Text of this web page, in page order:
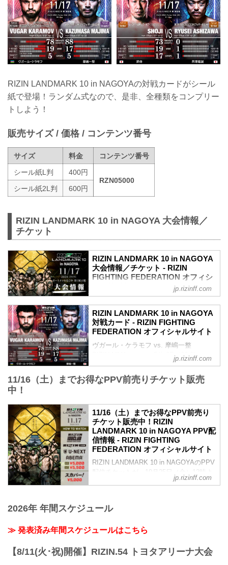
RIZIN LANDMARK 10 in NAGOYAの対戦カードがシール
紙で登場！ランダム式なので、是非、全種類をコンプリー
トしよう！
販売サイズ / 価格 / コンテンツ番号
サイズ 料金
コンテンツ番号
シール紙L判
400円
RZN05000
シール紙2L判
600円
RIZIN LANDMARK 10 in NAGOYA 大会情報／
チケット
RIZIN LANDMARK 10 in NAGOYA
大会情報／チケット - RIZIN
FIGHTING FEDERATION オフィシ
- YouTube
youtu.be
RIZIN LANDMARK 10 in NAGOYA 大会概
開催日時
2024年11月17日（日）11:00開場 / 13:00
開始
終了予定時間
20:00〜21:00頃
予定時間が前後することがありますので
ご了承ください。
会場
ポートメッセなごや 第1展示館
あおなみ線「金城ふ頭駅」から徒歩約3分
第1展示館 – 公式 | ポートメッセなごや |
名古屋市国際展示場
jp.rizinff.com
RIZIN LANDMARK 10 in NAGOYA
対戦カード - RIZIN FIGHTING
FEDERATION オフィシャルサイト
ヴガール・ケラモフ vs. 摩嶋一整
RIZIN MMAルール：5分 3R（66.0kg）
ヴガール・ケラモフ vs. 摩嶋一整
ヴガール・ケラモフ
総合力 | 打撃力 | 爆発力 | アグレッシブ
グラップリング | グランドコントロール |
極め | テイクダウン技術
見所解説
RIZINフェザー級の一戦。両者共に
RIZIN8戦目となり、共にトップポジショ
ンを得意とする。今年3戦目を迎える摩嶋
は自身の強みを最大限に鍛え、更に磨い
ており、展開としては最強のワンパター
jp.rizinff.com
11/16（土）までお得なPPV前売りチケット販売
中！
11/16（土）までお得なPPV前売り
チケット販売中！RIZIN
LANDMARK 10 in NAGOYA PPV配
信情報 - RIZIN FIGHTING
FEDERATION オフィシャルサイト
RIZIN LANDMARK 10 in NAGOYAのPPV
配信チケットが、10月25日（金）12時よ
りRIZIN 100 CLUB、ABEMA、U-
より販売）
の11月16日（土）23:59まで販売中！
りで試合を見たい方は、お好きな配信サ
jp.rizinff.com
2026年 年間スケジュール
≫ 発表済み年間スケジュールはこちら
【8/11(火･祝)開催】RIZIN.54 トヨタアリーナ大会